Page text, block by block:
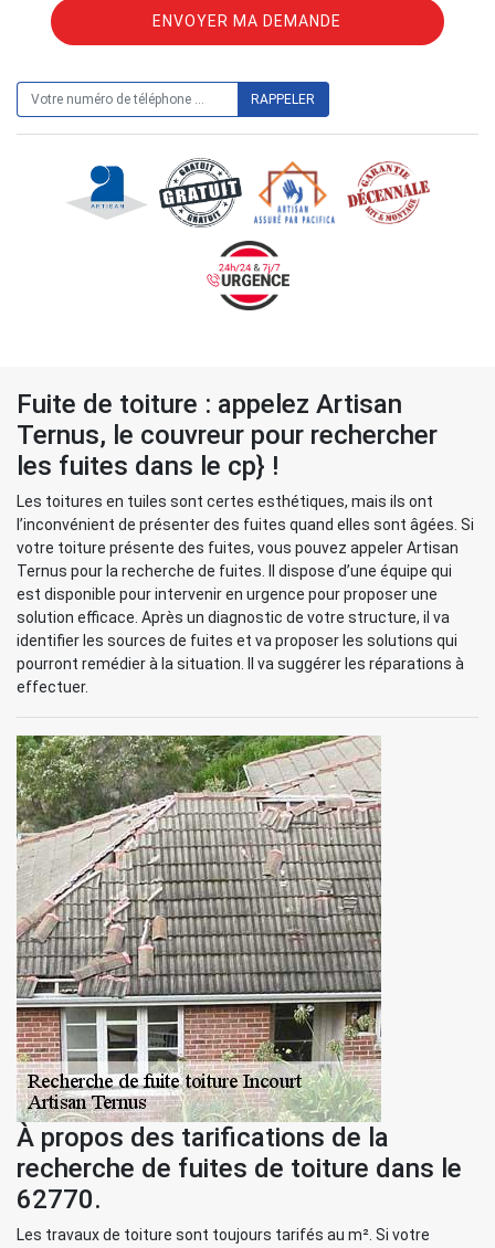
Fuite de toiture : appelez Artisan
Ternus, le couvreur pour rechercher
les fuites dans le cp} !
Les toitures en tuiles sont certes esthétiques, mais ils ont
l’inconvénient de présenter des fuites quand elles sont âgées. Si
votre toiture présente des fuites, vous pouvez appeler Artisan
Ternus pour la recherche de fuites. Il dispose d’une équipe qui
est disponible pour intervenir en urgence pour proposer une
solution efficace. Après un diagnostic de votre structure, il va
identifier les sources de fuites et va proposer les solutions qui
pourront remédier à la situation. Il va suggérer les réparations à
effectuer.
À propos des tarifications de la
recherche de fuites de toiture dans le
62770.
Les travaux de toiture sont toujours tarifés au m². Si votre